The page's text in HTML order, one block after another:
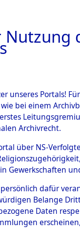
unbekannte
und unbekannte
0004 (84609500)
unseres Portals!
bei einem
Archivrecht.
über NS-
Gewerkschaften
dafür
Belange
Daten